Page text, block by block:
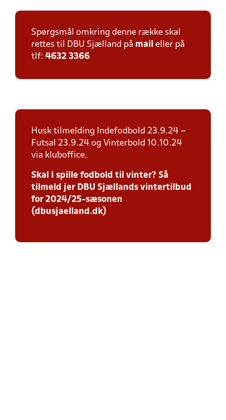
Spørgsmål omkring denne række skal
rettes til DBU Sjælland på mail eller på
tlf: 4632 3366
Husk tilmelding Indefodbold 23.9.24 –
Futsal 23.9.24 og Vinterbold 10.10.24
via kluboffice.
Skal I spille fodbold til vinter? Så
tilmeld jer DBU Sjællands vintertilbud
for 2024/25-sæsonen
(dbusjaelland.dk)